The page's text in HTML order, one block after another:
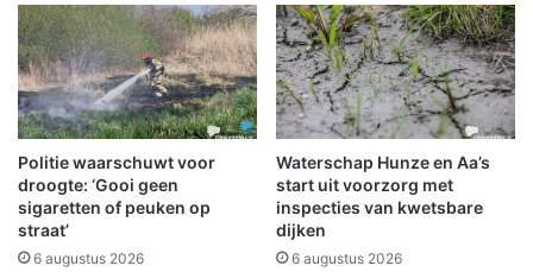
s
t
r
a
t
e
n
l
o
p
e
e
s
g
e
w
e
n
s
t
!
Politie waarschuwt voor
droogte: ‘Gooi geen
sigaretten of peuken op
straat’
6 augustus 2026
Waterschap Hunze en Aa’s
start uit voorzorg met
inspecties van kwetsbare
dijken
6 augustus 2026